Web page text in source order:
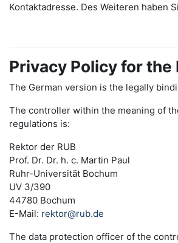
Kontaktadresse. Des Weiteren haben
Privacy Policy for
The German version is the legally
The controller within the meaning of
regulations is:
Rektor der RUB
Prof. Dr. Dr. h. c. Martin Paul
Ruhr-Universität Bochum
UV 3/390
44780 Bochum
E-Mail: rektor@rub.de
The data protection officer of the